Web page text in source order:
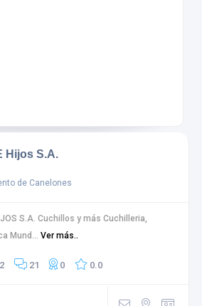
Hijos S.A.
de Canelones
S.A. Cuchillos y más Cuchilleria,
Mund... Ver más..
21 0 0.0